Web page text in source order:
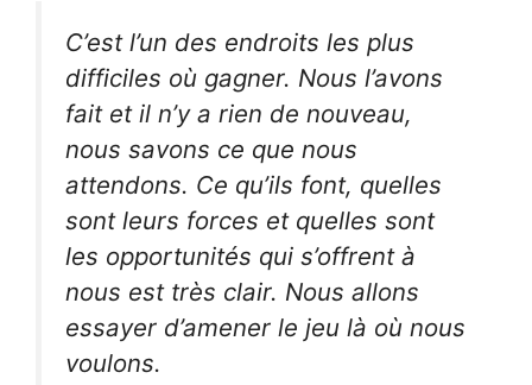
C’est l’un des endroits les plus
difficiles où gagner. Nous l’avons
fait et il n’y a rien de nouveau,
nous savons ce que nous
attendons. Ce qu’ils font, quelles
sont leurs forces et quelles sont
les opportunités qui s’offrent à
nous est très clair. Nous allons
essayer d’amener le jeu là où nous
voulons.